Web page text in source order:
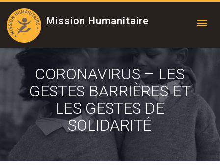
Mission Humanitaire
CORONAVIRUS – LES
GESTES BARRIÈRES ET
LES GESTES DE
SOLIDARITÉ